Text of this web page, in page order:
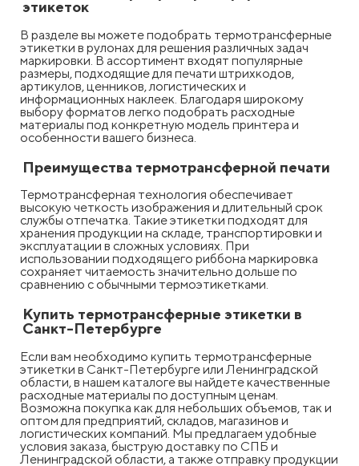
этикеток
В разделе вы можете подобрать термотрансферные
этикетки в рулонах для решения различных задач
маркировки. В ассортимент входят популярные
размеры, подходящие для печати штрихкодов,
артикулов, ценников, логистических и
информационных наклеек. Благодаря широкому
выбору форматов легко подобрать расходные
материалы под конкретную модель принтера и
особенности вашего бизнеса.
Преимущества термотрансферной печати
Термотрансферная технология обеспечивает
высокую четкость изображения и длительный срок
службы отпечатка. Такие этикетки подходят для
хранения продукции на складе, транспортировки и
эксплуатации в сложных условиях. При
использовании подходящего риббона маркировка
сохраняет читаемость значительно дольше по
сравнению с обычными термоэтикетками.
Купить термотрансферные этикетки в
Санкт-Петербурге
Если вам необходимо купить термотрансферные
этикетки в Санкт-Петербурге или Ленинградской
области, в нашем каталоге вы найдете качественные
расходные материалы по доступным ценам.
Возможна покупка как для небольших объемов, так и
оптом для предприятий, складов, магазинов и
логистических компаний. Мы предлагаем удобные
условия заказа, быструю доставку по СПБ и
Ленинградской области, а также отправку продукции